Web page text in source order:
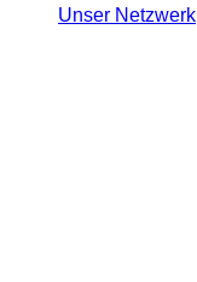
Unser Netzwerk